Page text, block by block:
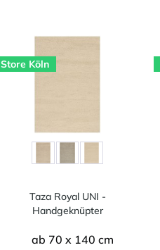
Store Köln
Taza Royal UNI -
Handgeknüpter
ab 70 x 140 cm